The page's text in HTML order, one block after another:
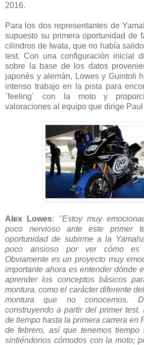
2016.
Para los dos representantes de
supuesto su primera oportunidad de
cilindros de Iwata, que no había
test. Con una configuración inicial
sobre la base de los datos
japonés y alemán, Lowes y Guintoli
intenso trabajo en la pista para
`feeling´ con la moto y
valoraciones al equipo que dirige
Alex Lowes: "Estoy muy
poco nervioso ante este primer
oportunidad de subirme a la
poco ansioso por ver cómo es
Obviamente es un proyecto muy
importante ahora es entender dónde
aprender los conceptos básicos
montura, como el carácter diferente
montura que no conocemos.
construyendo a partir del primer
de tiempo hasta la primera carrera en
de febrero, así que tenemos tiempo
sintiéndonos cómodos con la moto;